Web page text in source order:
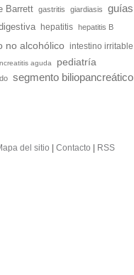
Barrett gastritis giardiasis
guías
hepatitis hepatitis B
no alcohólico intestino irritable
aguda pediatría
segmento biliopancreático
del sitio |Contacto RSS